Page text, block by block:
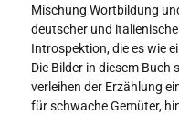
Mischung Wortbildung
deutscher und
Introspektion, die es wie
Die Bilder in diesem
verleihen der Erzählung
für schwache Gemüter,